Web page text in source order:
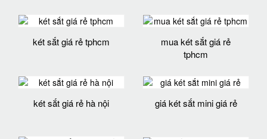
két sắt giá rẻ tphcm
mua két sắt giá rẻ
tphcm
két sắt giá rẻ hà nội giá két sắt mini giá rẻ